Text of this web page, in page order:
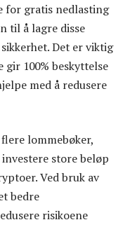
for gratis nedlasting
til å lagre disse
Det er viktig
gir 100% beskyttelse
med å redusere
lommebøker,
store beløp
Ved bruk av
bedre
risikoene